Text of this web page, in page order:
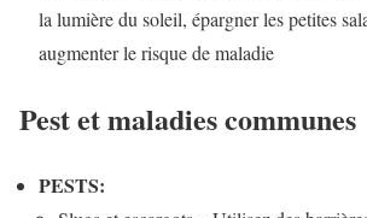
la lumière du soleil, épargner les petites
augmenter le risque de maladie
Pest et maladies communes
PESTS: